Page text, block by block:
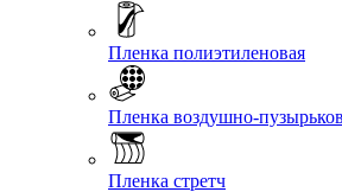
Пленка полиэтиленовая
Пленка воздушно-
Пленка стретч